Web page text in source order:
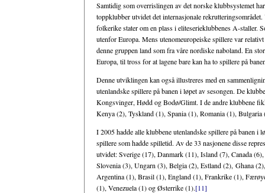
Samtidig som overrislingen av det norske klubbsystemet
toppklubber utvidet det internasjonale
folkerike stater om en plass i eliteserieklubbenes A-staller.
utenfor Europa. Mens utenomeuropeiske spillere var
denne gruppen land som fra våre nordiske naboland. En
Europa, til tross for at lagene bare kan ha to spillere på
Denne utviklingen kan også illustreres med en
utenlandske spillere på banen i løpet av sesongen. De
Kongsvinger, Hødd og Bodø/Glimt. I de andre klubbene
Kenya (2), Tyskland (1), Spania (1), Romania (1),
I 2005 hadde alle klubbene utenlandske spillere på banen
spillere som hadde spilletid. Av de 33 nasjonene disse
utvidet: Sverige (17), Danmark (11), Island (7), Canada
Slovenia (3), Ungarn (3), Belgia (2), Estland (2), Ghana
Argentina (1), Brasil (1), England (1), Frankrike (1),
(1), Venezuela (1) og Østerrike (1).[11]